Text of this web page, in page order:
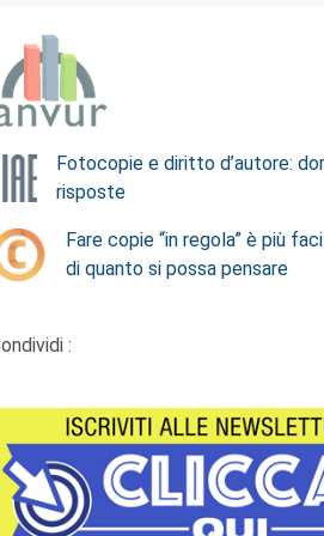
Fotocopie e diritto d’autore:
risposte
Fare copie “in regola” è più
di quanto si possa pensare
: